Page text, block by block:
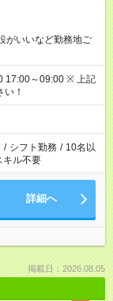
いいなど勤務地ご
～09:00 ※ 上記
！
/ シフト勤務 / 10名以
キル不要
詳細へ
掲載日：2026.08.05